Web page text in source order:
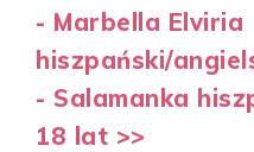
- Marbella Elviria
hiszpański/
- Salamanka
18 lat >>